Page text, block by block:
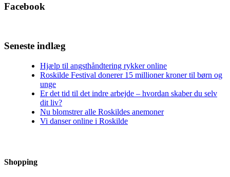
Facebook
Seneste indlæg
Hjælp til angsthåndtering rykker online
Roskilde Festival donerer 15 millioner kroner til børn og
unge
Er det tid til det indre arbejde – hvordan skaber du selv
dit liv?
Nu blomstrer alle Roskildes anemoner
Vi danser online i Roskilde
Shopping